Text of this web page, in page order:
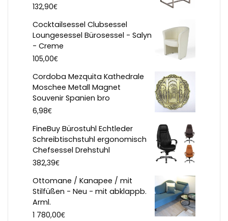
132,90€
Cocktailsessel Clubsessel
Loungesessel Bürosessel - Salyn
- Creme
105,00€
Cordoba Mezquita Kathedrale
Moschee Metall Magnet
Souvenir Spanien bro
6,98€
FineBuy Bürostuhl Echtleder
Schreibtischstuhl ergonomisch
Chefsessel Drehstuhl
382,39€
Ottomane / Kanapee / mit
Stilfüßen - Neu - mit abklappb.
Arml.
1 780,00€